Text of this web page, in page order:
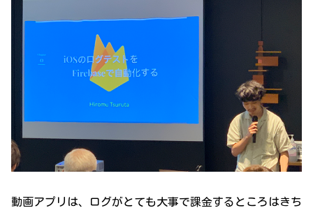
動画アプリは、ログがとても大事で課金するところはきち